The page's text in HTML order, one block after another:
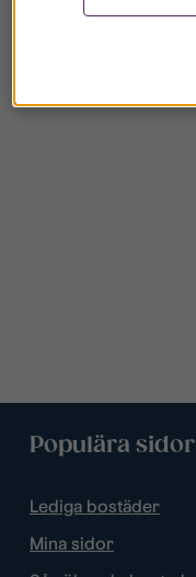
Populära sidor
Lediga bostäder
Mina sidor